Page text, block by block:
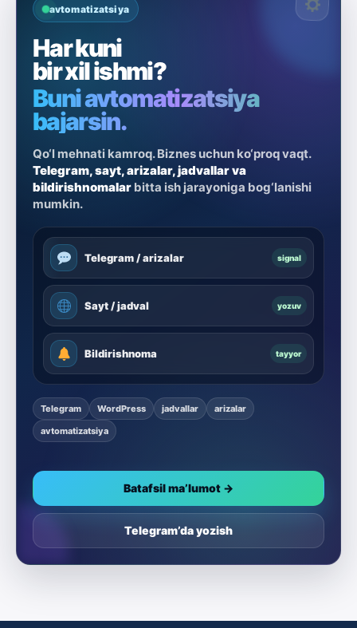
avtomatizatsiya
Har kuni
bir xil ishmi?
Buni avtomatizatsiya
bajarsin.
Qo‘l mehnati kamroq. Biznes uchun ko‘proq vaqt.
Telegram, sayt, arizalar, jadvallar va
bildirishnomalar bitta ish jarayoniga bog‘lanishi
mumkin.
Telegram / arizalar signal
Sayt / jadval yozuv
Bildirishnoma tayyor
Telegram WordPress jadvallar
arizalar
avtomatizatsiya
Batafsil ma’lumot →
Telegram’da yozish